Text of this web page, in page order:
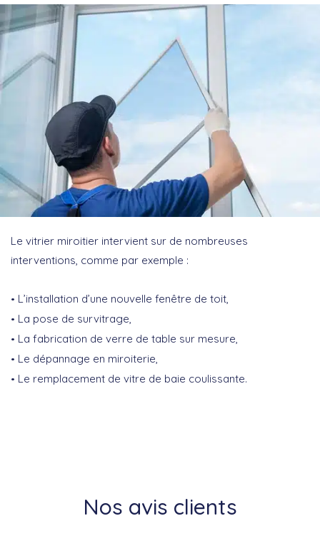
Le vitrier miroitier intervient sur de nombreuses
interventions, comme par exemple :
L’installation d’une nouvelle fenêtre de toit,
La pose de survitrage,
La fabrication de verre de table sur mesure,
Le dépannage en miroiterie,
Le remplacement de vitre de baie coulissante.
Nos avis clients